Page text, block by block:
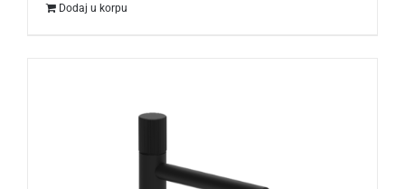
Dodaj u korpu